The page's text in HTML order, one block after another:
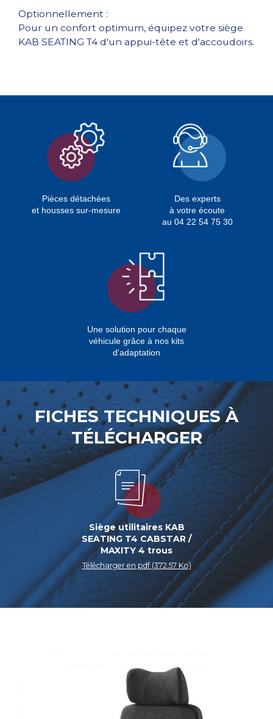
Optionnellement :
Pour un confort optimum, équipez votre siège
KAB SEATING T4 d'un appui-tête et d'accoudoirs.
Pièces détachées
et housses sur-mesure
Des experts
à votre écoute
au 04 22 54 75 30
Une solution pour chaque
véhicule grâce à nos kits
d'adaptation
FICHES TECHNIQUES À
TÉLÉCHARGER
Siège utilitaires KAB
SEATING T4 CABSTAR /
MAXITY 4 trous
Télécharger en pdf (372.57 Ko)